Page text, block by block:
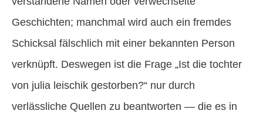
Geschichten; manchmal wird auch ein fremdes
Schicksal fälschlich mit einer bekannten Person
verknüpft. Deswegen ist die Frage „Ist die tochter
von julia leischik gestorben?“ nur durch
verlässliche Quellen zu beantworten — die es in